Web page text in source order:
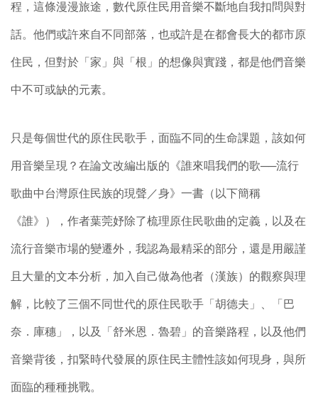
程，這條漫漫旅途，數代原住民用音樂不斷地自我扣問與對
話。他們或許來自不同部落，也或許是在都會長大的都市原
住民，但對於「家」與「根」的想像與實踐，都是他們音樂
中不可或缺的元素。
只是每個世代的原住民歌手，面臨不同的生命課題，該如何
用音樂呈現？在論文改編出版的《誰來唱我們的歌──流行
歌曲中台灣原住民族的現聲／身》一書（以下簡稱
《誰》），作者葉莞妤除了梳理原住民歌曲的定義，以及在
流行音樂市場的變遷外，我認為最精采的部分，還是用嚴謹
且大量的文本分析，加入自己做為他者（漢族）的觀察與理
解，比較了三個不同世代的原住民歌手「胡德夫」、「巴
奈．庫穗」，以及「舒米恩．魯碧」的音樂路程，以及他們
音樂背後，扣緊時代發展的原住民主體性該如何現身，與所
面臨的種種挑戰。